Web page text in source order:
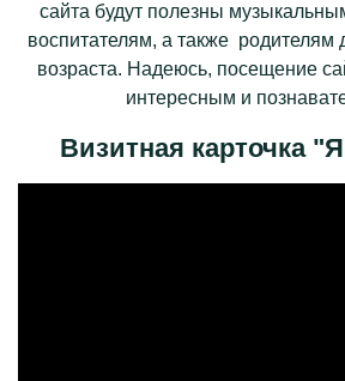
сайта будут полезны
воспитателям, а также родителям
возраста. Надеюсь, посещение
интересным и
Визитная карточка